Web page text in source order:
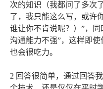
次的知识（我都问了多次
了，我只能这么写，或许
谁让你不肯说呢？）”，同
沟通能力不强”，这样即
也会很吃力。
2 回答很简单，通过回答